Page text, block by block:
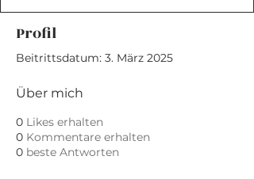
Profil
Beitrittsdatum: 3. März 2025
Über mich
0 Likes erhalten
0 Kommentare erhalten
0 beste Antworten